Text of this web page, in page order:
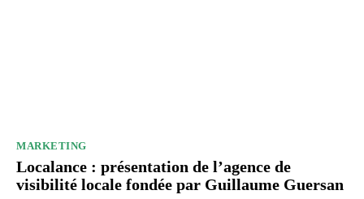
MARKETING
Localance : présentation de l’agence de
visibilité locale fondée par Guillaume Guersan